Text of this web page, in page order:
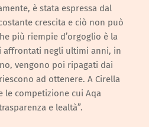
è stata espressa dal
crescita e ciò non può
più riempie d’orgoglio è la
affrontati negli ultimi anni, in
vengono poi ripagati dai
ad ottenere. A Cirella
le competizione cui Aqa
e lealtà”.